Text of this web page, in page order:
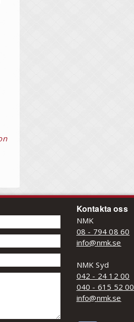
Kontakta oss
NMK
08 - 794 08 60
info@nmk.se
NMK Syd
042 - 24 12 00
040 - 615 52 00
info@nmk.se